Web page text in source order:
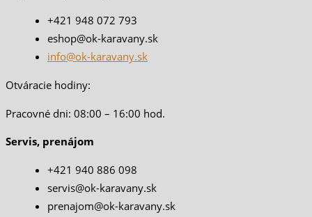
+421 948 072 793
eshop@ok-karavany.sk
info@ok-karavany.sk
Otváracie hodiny:
Pracovné dni: 08:00 – 16:00 hod.
Servis, prenájom
+421 940 886 098
servis@ok-karavany.sk
prenajom@ok-karavany.sk